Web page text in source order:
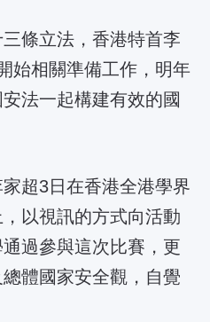
條立法，香港特首李
始相關準備工作，明年
法一起構建有效的國
超3日在香港全港學界
以視訊的方式向活動
過參與這次比賽，更
體國家安全觀，自覺